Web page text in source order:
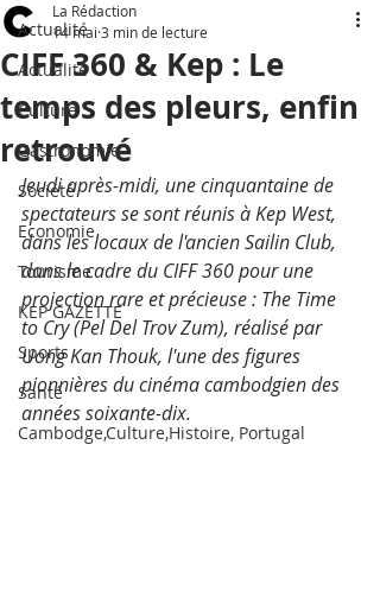
Actualité
Actualité
Culture
Gastronomie
Société
Economie
Tourisme
KEP GAZETTE
Sports
Santé
Cambodge,Culture,Histoire, Portugal
CIFF 360 & Kep : Le
temps des pleurs, enfin
retrouvé
La Rédaction
14 mai 3 min de lecture
Jeudi après-midi, une cinquantaine de
spectateurs se sont réunis à Kep West,
dans les locaux de l'ancien Sailin Club,
dans le cadre du CIFF 360 pour une
projection rare et précieuse : The Time
to Cry (Pel Del Trov Zum), réalisé par
Uong Kan Thouk, l'une des figures
pionnières du cinéma cambodgien des
années soixante-dix.